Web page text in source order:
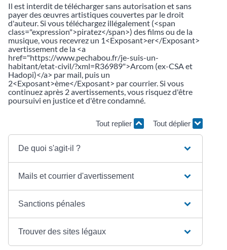
Il est interdit de télécharger sans autorisation et sans
payer des œuvres artistiques couvertes par le droit
d'auteur. Si vous téléchargez illégalement (<span
class="expression">piratez</span>) des films ou de la
musique, vous recevrez un 1<Exposant>er</Exposant>
avertissement de la <a
href="https://www.pechabou.fr/je-suis-un-
habitant/etat-civil/?xml=R36989">Arcom (ex-CSA et
Hadopi)</a> par mail, puis un
2<Exposant>ème</Exposant> par courrier. Si vous
continuez après 2 avertissements, vous risquez d'être
poursuivi en justice et d'être condamné.
Tout replier Tout déplier
De quoi s'agit-il ?
Mails et courrier d'avertissement
Sanctions pénales
Trouver des sites légaux